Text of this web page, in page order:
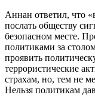
Аннан ответил, что
послать обществу
безопасном месте.
политиками за
проявить
террористические
страхам, но, тем не
Нельзя политикам